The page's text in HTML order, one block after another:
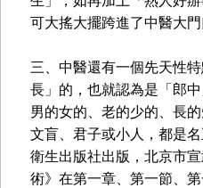
可大搖大擺跨進了中醫大門
三、中醫還有一個先天性
長」的，也就認為是「郎
男的女的、老的少的、長
文盲、君子或小人，都是
衛生出版社出版，北京市
術》在第一章、第一節、